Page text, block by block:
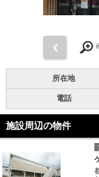
所在地
電話
施設周辺の物件